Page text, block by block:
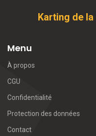
Karting de
Menu
À propos
CGU
Confidentialité
Protection des données
Contact